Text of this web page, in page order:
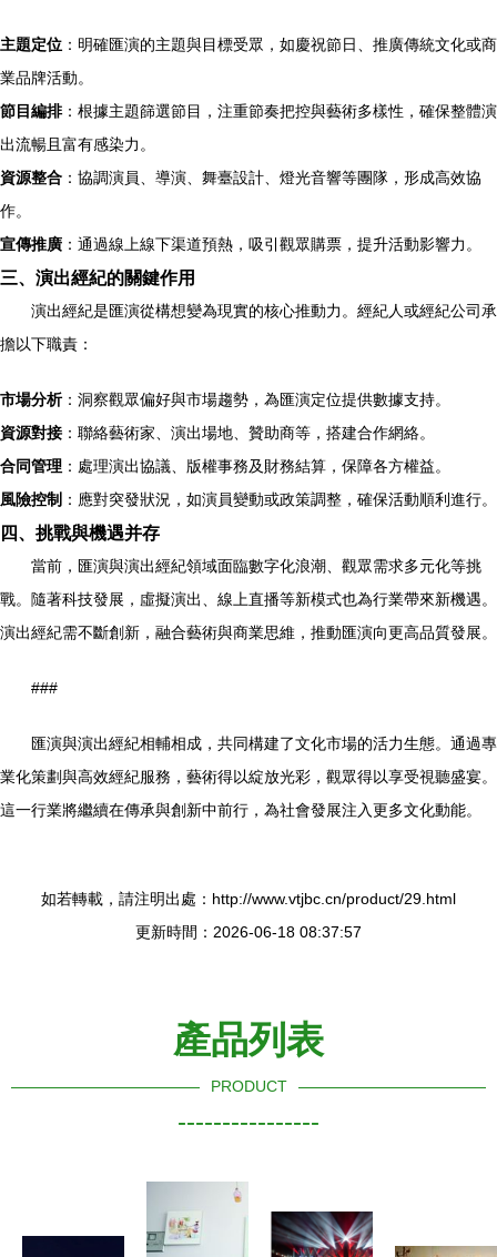
主題定位 ：明確匯演的主題與目標受眾，如慶祝節日、推廣傳統文化或商
業品牌活動。
節目編排：根據主題篩選節目，注重節奏把控與藝術多樣性，確保整體演
出流暢且富有感染力。
資源整合 ：協調演員、導演、舞臺設計、燈光音響等團隊，形成高效協
作。
宣傳推廣 ：通過線上線下渠道預熱，吸引觀眾購票，提升活動影響力。
三、演出經紀的關鍵作用
演出經紀是匯演從構想變為現實的核心推動力。經紀人或經紀公司承
擔以下職責：
市場分析：洞察觀眾偏好與市場趨勢，為匯演定位提供數據支持。
資源對接 ：聯絡藝術家、演出場地、贊助商等，搭建合作網絡。
合同管理 ：處理演出協議、版權事務及財務結算，保障各方權益。
風險控制 ：應對突發狀況，如演員變動或政策調整，確保活動順利進行。
四、挑戰與機遇并存
當前，匯演與演出經紀領域面臨數字化浪潮、觀眾需求多元化等挑
戰。隨著科技發展，虛擬演出、線上直播等新模式也為行業帶來新機遇。
演出經紀需不斷創新，融合藝術與商業思維，推動匯演向更高品質發展。
###
匯演與演出經紀相輔相成，共同構建了文化市場的活力生態。通過專
業化策劃與高效經紀服務，藝術得以綻放光彩，觀眾得以享受視聽盛宴。
這一行業將繼續在傳承與創新中前行，為社會發展注入更多文化動能。
如若轉載，請注明出處：http://www.vtjbc.cn/product/29.html
更新時間：2026-06-18 08:37:57
產品列表
PRODUCT
----------------